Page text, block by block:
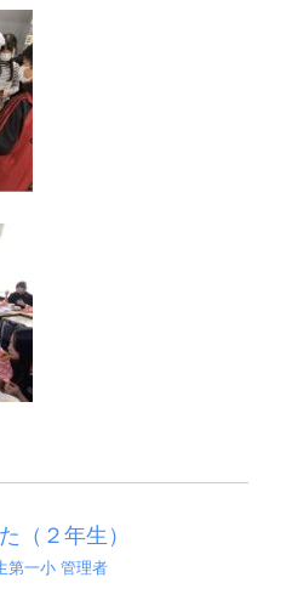
（２年生）
第一小 管理者